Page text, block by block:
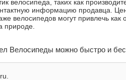
таких как
информацию продавца.
велосипедов могут привлечь как
природе.
Велосипеды можно быстро и